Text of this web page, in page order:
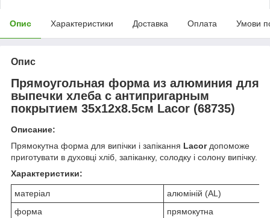
Опис Характеристики Доставка Оплата Умови
Опис
Прямоугольная форма из алюминия для
выпечки хлеба с антипригарным
покрытием 35х12х8.5см Lacor (68735)
Описание:
Прямокутна форма для випічки і запікання Lacorдопоможе
приготувати в духовці хліб, запіканку, солодку і солону випічку.
Характеристики:
матеріал
алюміній (AL)
форма
прямокутна